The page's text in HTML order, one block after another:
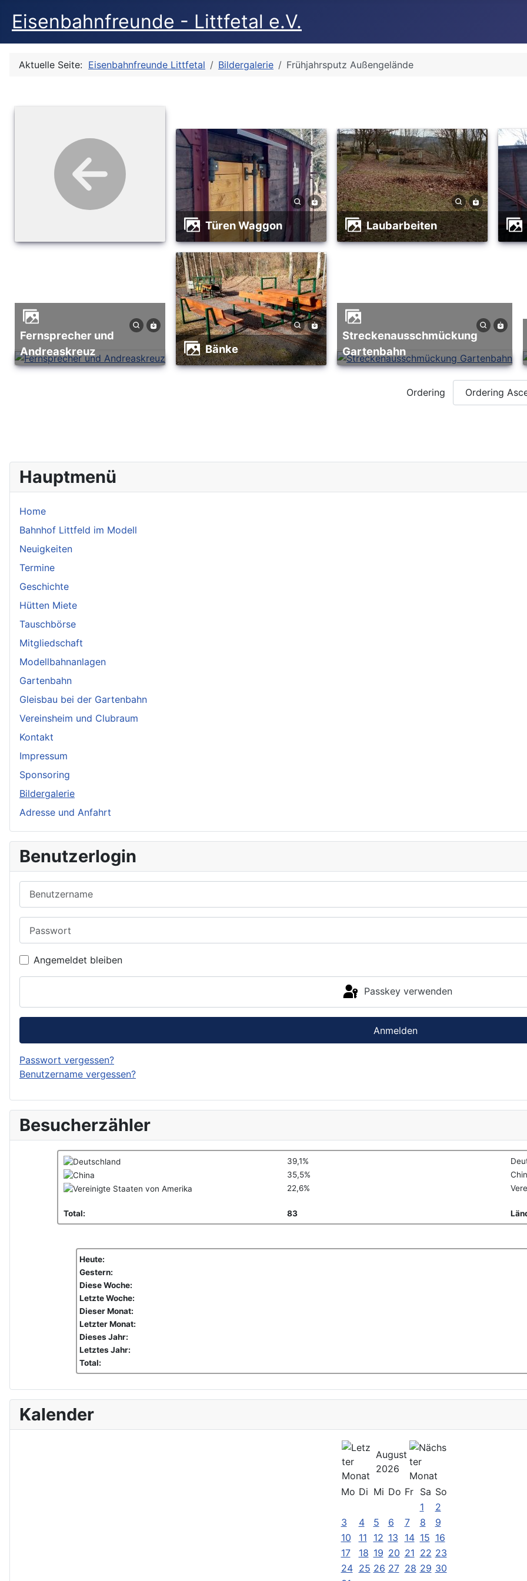
Eisenbahnfreunde - Littfetal e.V.
Aktuelle Seite: Eisenbahnfreunde Littfetal Bildergalerie Frühjahrsputz Außengelände
Türen Waggon Laubarbeiten
Fernsprecher und
Andreaskreuz
Bänke
Streckenausschmückung
Gartenbahn
Ordering
Hauptmenü
Home
Bahnhof Littfeld im Modell
Neuigkeiten
Termine
Geschichte
Hütten Miete
Tauschbörse
Mitgliedschaft
Modellbahnanlagen
Gartenbahn
Gleisbau bei der Gartenbahn
Vereinsheim und Clubraum
Kontakt
Impressum
Sponsoring
Bildergalerie
Adresse und Anfahrt
Benutzerlogin
Angemeldet bleiben
Passkey verwenden
Anmelden
Passwort vergessen?
Benutzername vergessen?
Besucherzähler
39,1%
35,5%
22,6%
Total: 83
Heute:
Gestern:
Diese Woche:
Letzte Woche:
Dieser Monat:
Letzter Monat:
Dieses Jahr:
Letztes Jahr:
Total:
Kalender
August
2026
Mo Di Mi Do Fr Sa So
1
2
3
4 5 6 7 8
9
10
11 12 13 14 15 16
17
18 19 20 21 22 23
24 25 26 27 28 29 30